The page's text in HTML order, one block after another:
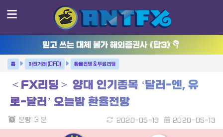
믿고 쓰는 대체 불가 해외증권사 《탑3》
마진거래 (CFD) 환율전망 & 무료리딩
＜FX리딩＞ 양대 인기종목 ‘달러-엔, 유
로-달러’ 오늘밤 환율전망
2020-05-13
2020-05-19
분량: 3 분